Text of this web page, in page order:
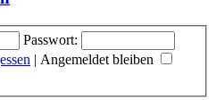
Passwort:
| Angemeldet bleiben